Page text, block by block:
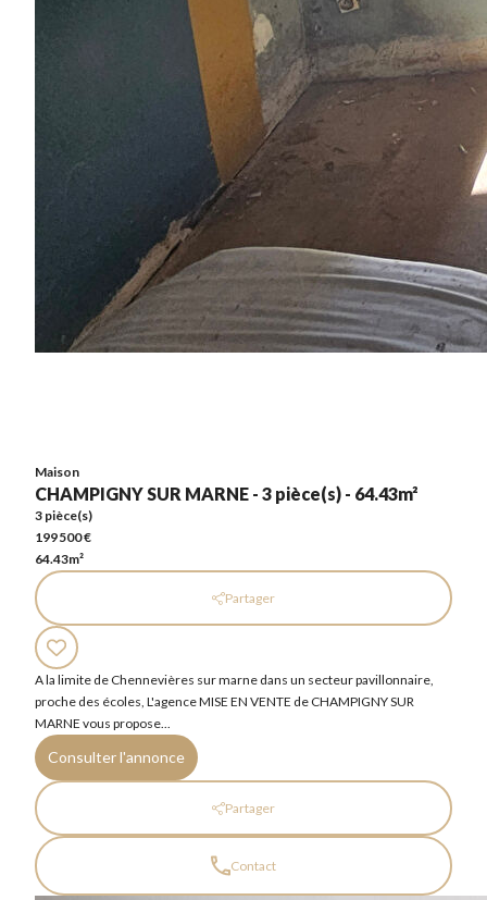
Maison
CHAMPIGNY SUR MARNE - 3 pièce(s) - 64.43m²
3 pièce(s)
199 500 €
64.43m²
Partager
A la limite de Chennevières sur marne dans un secteur pavillonnaire,
proche des écoles, L'agence MISE EN VENTE de CHAMPIGNY SUR
MARNE vous propose...
Consulter l'annonce
Partager
Contact